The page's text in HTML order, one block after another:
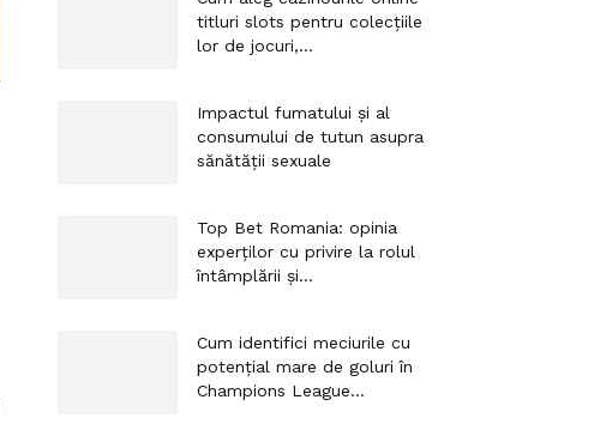
titluri slots pentru colecțiile
lor de jocuri,...
Impactul fumatului și al
consumului de tutun asupra
sănătății sexuale
Top Bet Romania: opinia
experților cu privire la rolul
întâmplării și...
Cum identifici meciurile cu
potențial mare de goluri în
Champions League...